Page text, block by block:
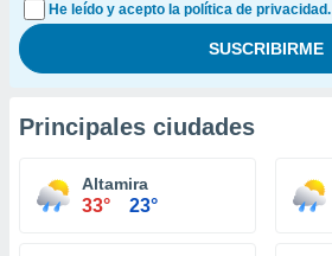
He leído y acepto la política de privacidad.
Principales ciudades
Altamira
33° 23°